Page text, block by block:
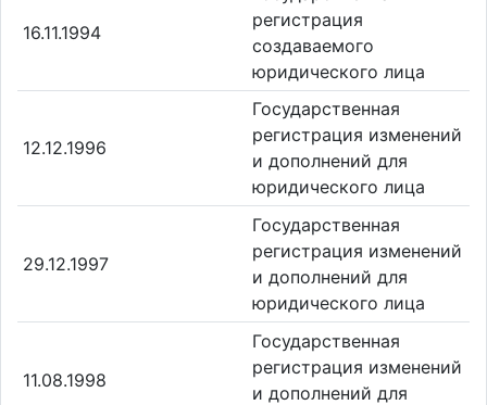
16.11.1994
регистрация
создаваемого
юридического лица
12.12.1996
Государственная
регистрация изменений
и дополнений для
юридического лица
29.12.1997
Государственная
регистрация изменений
и дополнений для
юридического лица
11.08.1998
Государственная
регистрация изменений
и дополнений для